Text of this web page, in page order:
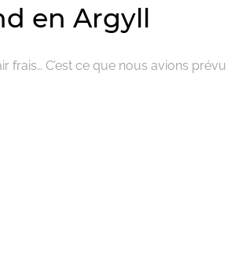
en Argyll
frais… C’est ce que nous avions prévu